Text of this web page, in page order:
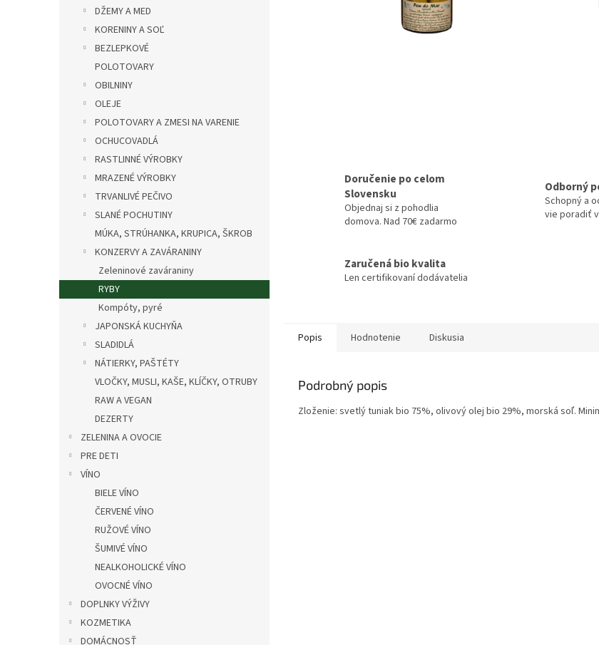
DŽEMY A MED
KORENINY A SOĽ
BEZLEPKOVÉ
POLOTOVARY
OBILNINY
OLEJE
POLOTOVARY A ZMESI NA VARENIE
OCHUCOVADLÁ
RASTLINNÉ VÝROBKY
MRAZENÉ VÝROBKY
TRVANLIVÉ PEČIVO
SLANÉ POCHUTINY
MÚKA, STRÚHANKA, KRUPICA, ŠKROB
KONZERVY A ZAVÁRANINY
Zeleninové zaváraniny
RYBY
Kompóty, pyré
JAPONSKÁ KUCHYŇA
SLADIDLÁ
NÁTIERKY, PAŠTÉTY
VLOČKY, MUSLI, KAŠE, KLÍČKY, OTRUBY
RAW A VEGAN
DEZERTY
ZELENINA A OVOCIE
PRE DETI
VÍNO
BIELE VÍNO
ČERVENÉ VÍNO
RUŽOVÉ VÍNO
ŠUMIVÉ VÍNO
NEALKOHOLICKÉ VÍNO
OVOCNÉ VÍNO
DOPLNKY VÝŽIVY
KOZMETIKA
DOMÁCNOSŤ
Doručenie po celom
Slovensku
Objednaj si z pohodlia
domova. Nad 70€ zadarmo
Odborný
Schopný a
vie poradiť
Zaručená bio kvalita
Len certifikovaní dodávatelia
Popis Hodnotenie Diskusia
Podrobný popis
Zloženie: svetlý tuniak bio 75%, olivový olej bio 29%, morská soľ.